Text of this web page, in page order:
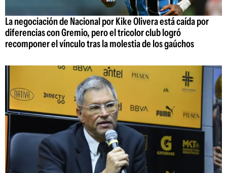
La negociación de Nacional por Kike Olivera está caída por
diferencias con Gremio, pero el tricolor club logró
recomponer el vínculo tras la molestia de los gaúchos